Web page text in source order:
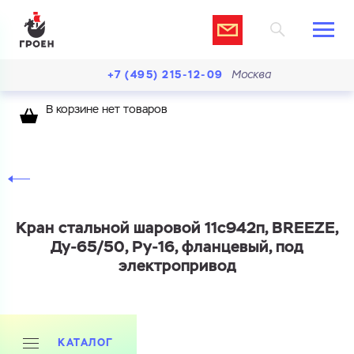
+7 (495) 215-12-09 Москва
В корзине нет товаров
Кран стальной шаровой 11с942п, BREEZE,
Ду-65/50, Ру-16, фланцевый, под
электропривод
КАТАЛОГ